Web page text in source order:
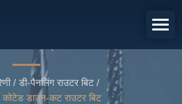
/ डी-पैनलिंग राउटर बिट /
डाउन-कट राउटर बिट